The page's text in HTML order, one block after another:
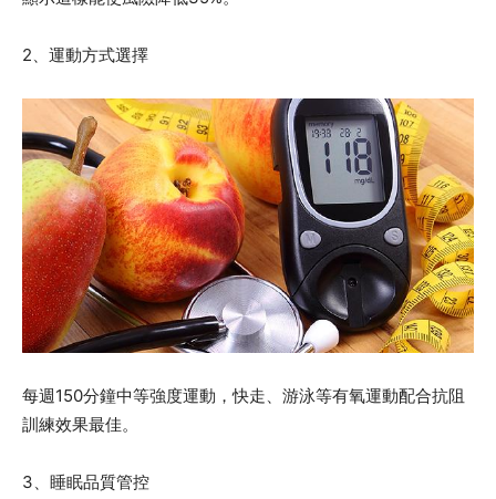
2、運動方式選擇
每週150分鐘中等強度運動，快走、游泳等有氧運動配合抗阻
訓練效果最佳。
3、睡眠品質管控